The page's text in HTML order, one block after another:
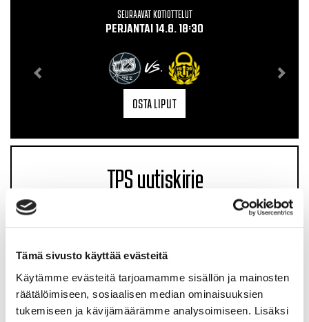
Tämä sivusto käyttää evästeitä
Käytämme evästeitä tarjoamamme sisällön ja mainosten
räätälöimiseen, sosiaalisen median ominaisuuksien
tukemiseen ja kävijämäärämme analysoimiseen. Lisäksi
SEURAAVAT KOTIOTTELUT
PERJANTAI 14.8. 18:30
VS.
OSTA LIPUT
TPS uutiskirje